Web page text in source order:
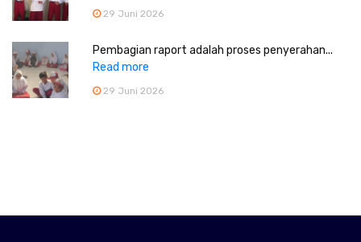
29 Juni 2026
Pembagian raport adalah proses penyerahan...
Read more
29 Juni 2026